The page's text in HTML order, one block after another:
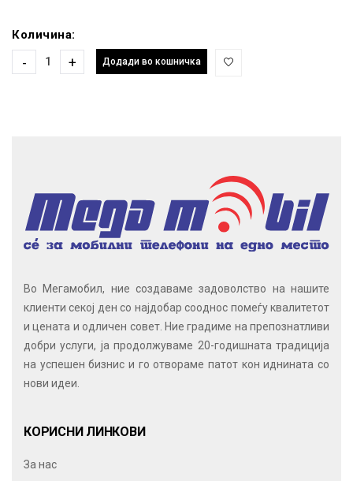
Количина:
- + Додади во кошничка
Во Мегамобил, ние создаваме задоволство на нашите
клиенти секој ден со најдобар сооднос помеѓу квалитетот
и цената и одличен совет. Ние градиме на препознатливи
добри услуги, ја продолжуваме 20-годишната традиција
на успешен бизнис и го отвораме патот кон иднината со
нови идеи.
КОРИСНИ ЛИНКОВИ
За нас